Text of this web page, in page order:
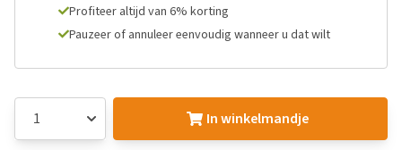
Profiteer altijd van 6% korting
Pauzeer of annuleer eenvoudig wanneer u dat wilt
In winkelmandje